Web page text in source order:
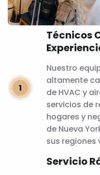
Técnicos
Nuestro
altamente
de HVAC y
servicios de
hogares y
de Nueva
sus regiones
Servicio